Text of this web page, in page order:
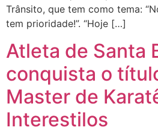
Trânsito, que tem como tema:
tem prioridade!”. “Hoje […]
Atleta de Santa
conquista o
Master de
Interestilos